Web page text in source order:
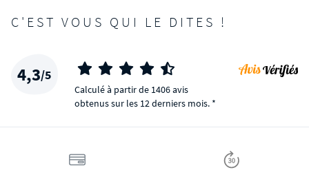
C'EST VOUS QUI LE DITES !
4,3/5
Calculé à partir de 1406 avis
obtenus sur les 12 derniers mois. *